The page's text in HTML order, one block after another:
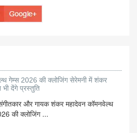
गेम्स 2026 की क्लोजिंग सेरेमनी में शंकर
भी देंगे प्रस्तुति
और गायक शंकर महादेवन कॉमनवेल्थ
की क्लोजिंग ...